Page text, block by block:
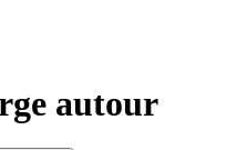
autour